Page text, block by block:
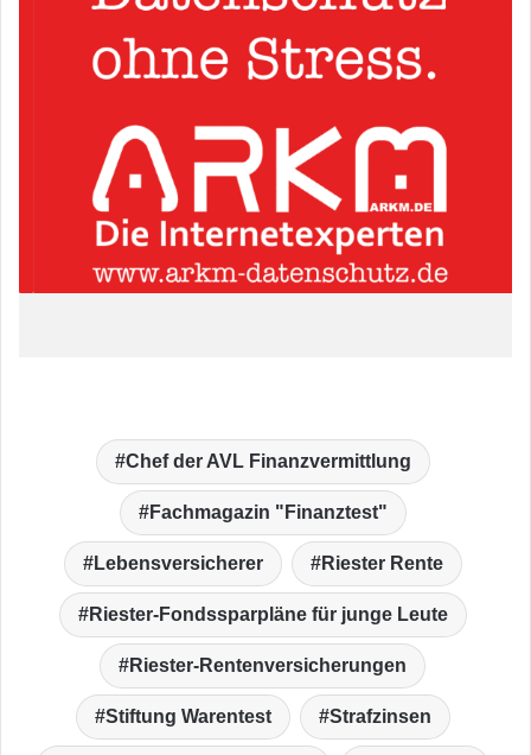
Chef der AVL Finanzvermittlung
Fachmagazin "Finanztest"
Lebensversicherer Riester Rente
Riester-Fondssparpläne für junge Leute
Riester-Rentenversicherungen
Stiftung Warentest Strafzinsen